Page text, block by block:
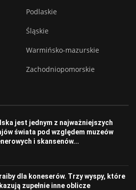
Podlaskie
Śląskie
Warmińsko-mazurskie
Zachodniopomorskie
jest jednym z najważniejszych
świata pod względem muzeów
i skansenów...
dla koneserów. Trzy wyspy, które
zupełnie inne oblicze